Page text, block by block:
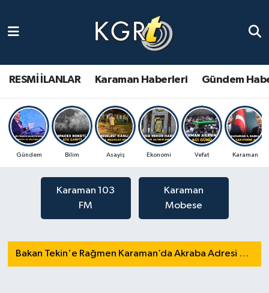
RESMİ İLANLAR Karaman Haberleri Gündem
Karaman Haberleri
Gündem Bilim Asayiş Ekonomi Vefat Karaman
Karaman 103
FM
Karaman
Mobese
Bakan Tekin'e Rağmen Karaman’da Akraba Adresi Oyununa Müdür Dur Diyecek mi?
Gündem Haberleri
Güncel Haberler
Spor Haberleri